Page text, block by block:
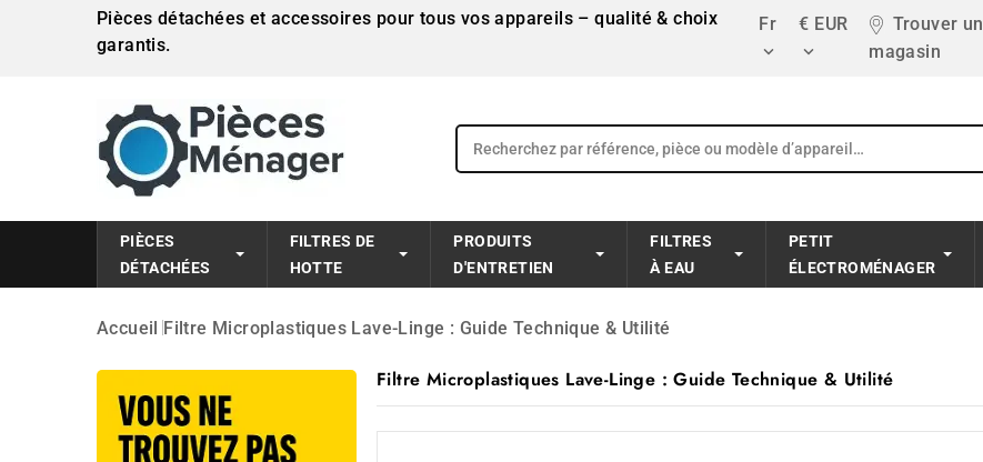
Pièces détachées et accessoires pour tous vos appareils – qualité & choix
garantis.
Fr

€ EUR

Trouver un
magasin
PIÈCES
DÉTACHÉES
FILTRES DE
HOTTE
PRODUITS
D'ENTRETIEN
FILTRES
À EAU
PETIT
ÉLECTROMÉNAGER
Accueil Filtre Microplastiques Lave-Linge : Guide Technique & Utilité
Filtre Microplastiques Lave-Linge : Guide Technique & Utilité